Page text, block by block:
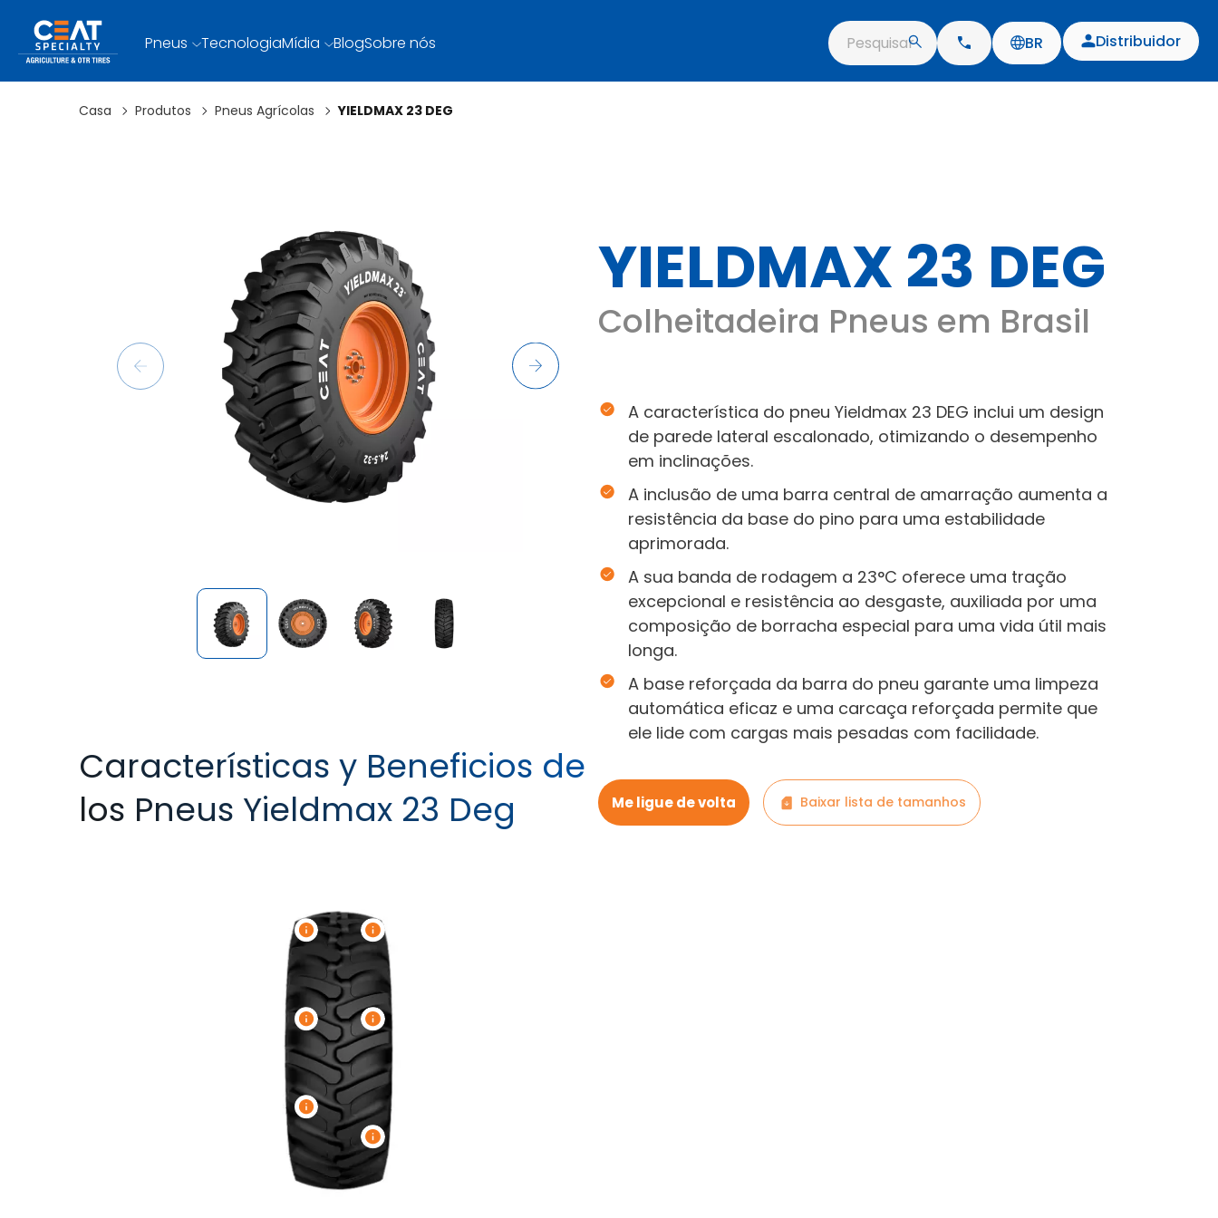
Pneus TecnologiaMídia BlogSobre nós Pesquisar BR Distribuidor
Casa Produtos Pneus Agrícolas YIELDMAX 23 DEG
Características y Beneficios de
los Pneus Yieldmax 23 Deg
YIELDMAX 23 DEG
Colheitadeira Pneus em Brasil
A característica do pneu Yieldmax 23 DEG inclui um design
de parede lateral escalonado, otimizando o desempenho
em inclinações.
A inclusão de uma barra central de amarração aumenta a
resistência da base do pino para uma estabilidade
aprimorada.
A sua banda de rodagem a 23°C oferece uma tração
excepcional e resistência ao desgaste, auxiliada por uma
composição de borracha especial para uma vida útil mais
longa.
A base reforçada da barra do pneu garante uma limpeza
automática eficaz e uma carcaça reforçada permite que
ele lide com cargas mais pesadas com facilidade.
Me ligue de volta Baixar lista de tamanhos